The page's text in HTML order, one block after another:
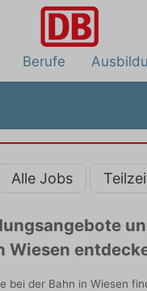
Berufe
Alle Jobs
Wiesen
bei der Bahn in Wiesen